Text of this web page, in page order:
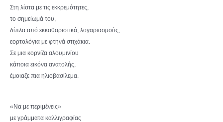
Στη λίστα με τις εκκρεμότητες,
το σημείωμά του,
δίπλα από εκκαθαριστικά, λογαριασμούς,
εορτολόγια με φτηνά στιχάκια.
Σε μια κορνίζα αλουμινίου
κάποια εικόνα ανατολής,
έμοιαζε πια ηλιοβασίλεμα.
«Να με περιμένεις»
με γράμματα καλλιγραφίας